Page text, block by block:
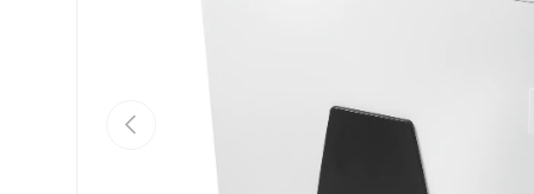
Vorherige